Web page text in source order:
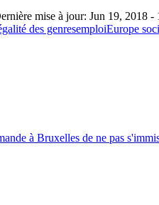
mise à jour: Jun 19, 2018 -
des genresemploiEurope
à Bruxelles de ne pas